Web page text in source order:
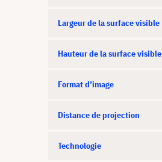
Largeur de la surface visible
Hauteur de la surface visible
Format d’image
Distance de projection
Technologie